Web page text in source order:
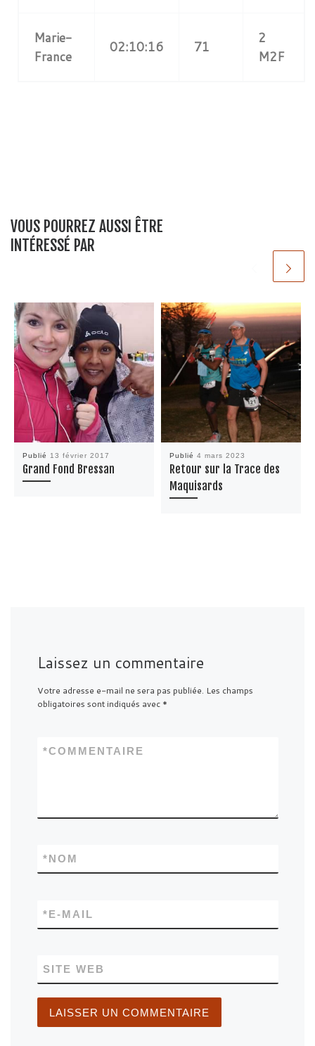
Marie-
France
02:10:16 71
2
M2F
VOUS POURREZ AUSSI ÊTRE
INTÉRESSÉ PAR
Publié 13 février 2017
Grand Fond Bressan
Publié 4 mars 2023
Retour sur la Trace des
Maquisards
Laissez un commentaire
Votre adresse e-mail ne sera pas publiée. Les champs
obligatoires sont indiqués avec *
COMMENTAIRE
*
NOM
*
E-MAIL
*
SITE WEB